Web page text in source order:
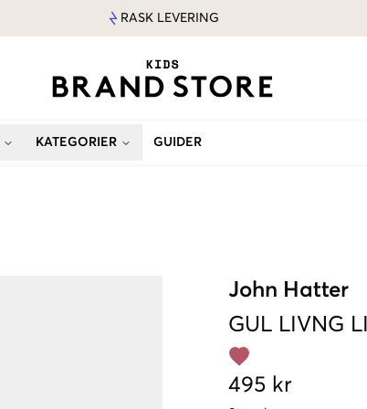
RASK LEVERING
KATEGORIER GUIDER
John Hatter
GUL LIVNG
495 kr